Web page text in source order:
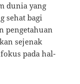
dunia yang
sehat bagi
pengetahuan
sejenak
pada hal-